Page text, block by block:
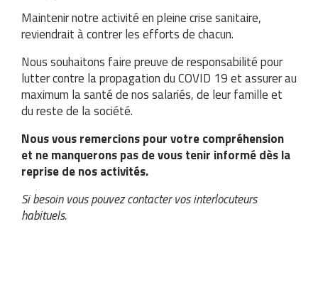
Maintenir notre activité en pleine crise sanitaire,
reviendrait à contrer les efforts de chacun.
Nous souhaitons faire preuve de responsabilité pour
lutter contre la propagation du COVID 19 et assurer au
maximum la santé de nos salariés, de leur famille et
du reste de la société.
Nous vous remercions pour votre compréhension
et ne manquerons pas de vous tenir informé dès la
reprise de nos activités.
Si besoin vous pouvez contacter vos interlocuteurs
habituels.